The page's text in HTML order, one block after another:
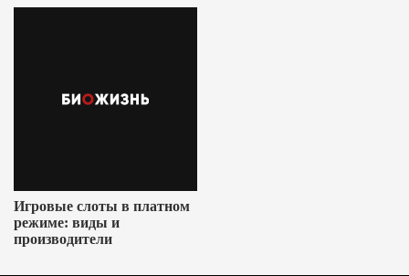
Игровые слоты в платном
режиме: виды и
производители